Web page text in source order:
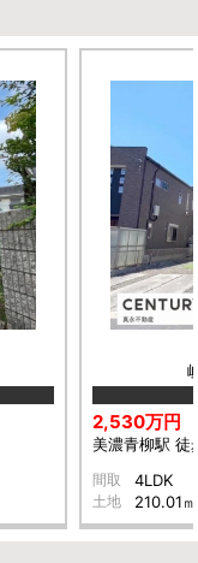
2,530万円
美濃青柳駅 徒
間取 4LDK
土地 210.01㎡